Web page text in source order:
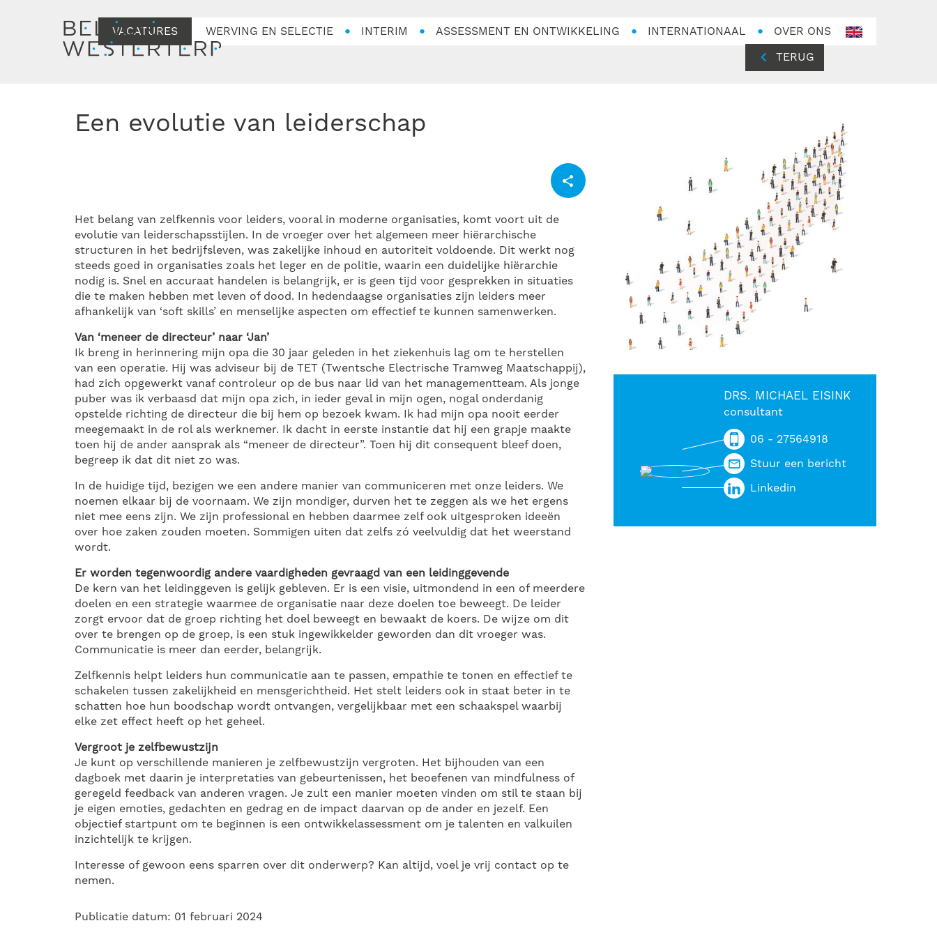
VACATURES WERVING EN SELECTIE INTERIM ASSESSMENT EN ONTWIKKELING INTERNATIONAAL OVER ONS
en-
TERUG
Een evolutie van leiderschap
Het belang van zelfkennis voor leiders, vooral in moderne organisaties, komt voort uit de
evolutie van leiderschapsstijlen. In de vroeger over het algemeen meer hiërarchische
structuren in het bedrijfsleven, was zakelijke inhoud en autoriteit voldoende. Dit werkt nog
steeds goed in organisaties zoals het leger en de politie, waarin een duidelijke hiërarchie
nodig is. Snel en accuraat handelen is belangrijk, er is geen tijd voor gesprekken in situaties
die te maken hebben met leven of dood. In hedendaagse organisaties zijn leiders meer
afhankelijk van ‘soft skills’ en menselijke aspecten om effectief te kunnen samenwerken.
Van ‘meneer de directeur’ naar ‘Jan’
Ik breng in herinnering mijn opa die 30 jaar geleden in het ziekenhuis lag om te herstellen
van een operatie. Hij was adviseur bij de TET (Twentsche Electrische Tramweg Maatschappij),
had zich opgewerkt vanaf controleur op de bus naar lid van het managementteam. Als jonge
puber was ik verbaasd dat mijn opa zich, in ieder geval in mijn ogen, nogal onderdanig
opstelde richting de directeur die bij hem op bezoek kwam. Ik had mijn opa nooit eerder
meegemaakt in de rol als werknemer. Ik dacht in eerste instantie dat hij een grapje maakte
toen hij de ander aansprak als “meneer de directeur”. Toen hij dit consequent bleef doen,
begreep ik dat dit niet zo was.
In de huidige tijd, bezigen we een andere manier van communiceren met onze leiders. We
noemen elkaar bij de voornaam. We zijn mondiger, durven het te zeggen als we het ergens
niet mee eens zijn. We zijn professional en hebben daarmee zelf ook uitgesproken ideeën
over hoe zaken zouden moeten. Sommigen uiten dat zelfs zó veelvuldig dat het weerstand
wordt.
Er worden tegenwoordig andere vaardigheden gevraagd van een leidinggevende
De kern van het leidinggeven is gelijk gebleven. Er is een visie, uitmondend in een of meerdere
doelen en een strategie waarmee de organisatie naar deze doelen toe beweegt. De leider
zorgt ervoor dat de groep richting het doel beweegt en bewaakt de koers. De wijze om dit
over te brengen op de groep, is een stuk ingewikkelder geworden dan dit vroeger was.
Communicatie is meer dan eerder, belangrijk.
Zelfkennis helpt leiders hun communicatie aan te passen, empathie te tonen en effectief te
schakelen tussen zakelijkheid en mensgerichtheid. Het stelt leiders ook in staat beter in te
schatten hoe hun boodschap wordt ontvangen, vergelijkbaar met een schaakspel waarbij
elke zet effect heeft op het geheel.
Vergroot je zelfbewustzijn
Je kunt op verschillende manieren je zelfbewustzijn vergroten. Het bijhouden van een
dagboek met daarin je interpretaties van gebeurtenissen, het beoefenen van mindfulness of
geregeld feedback van anderen vragen. Je zult een manier moeten vinden om stil te staan bij
je eigen emoties, gedachten en gedrag en de impact daarvan op de ander en jezelf. Een
objectief startpunt om te beginnen is een ontwikkelassessment om je talenten en valkuilen
inzichtelijk te krijgen.
Interesse of gewoon eens sparren over dit onderwerp? Kan altijd, voel je vrij contact op te
nemen.
Publicatie datum: 01 februari 2024
DRS. MICHAEL EISINK
consultant
06 - 27564918
Stuur een bericht
Linkedin